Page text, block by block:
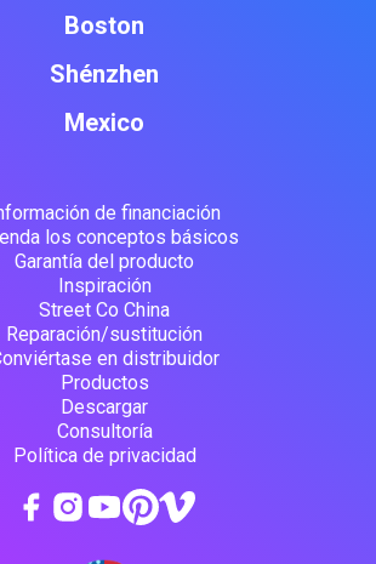
Boston
Shénzhen
Mexico
de financiación
los conceptos básicos
Garantía del producto
Inspiración
Street Co China
Reparación/sustitución
en distribuidor
Productos
Descargar
Consultoría
Política de privacidad